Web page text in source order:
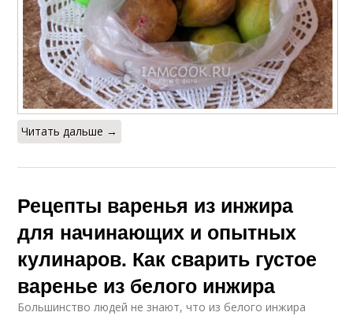
Читать дальше →
Рецепты варенья из инжира
для начинающих и опытных
кулинаров. Как сварить густое
варенье из белого инжира
Большинство людей не знают, что из белого инжира